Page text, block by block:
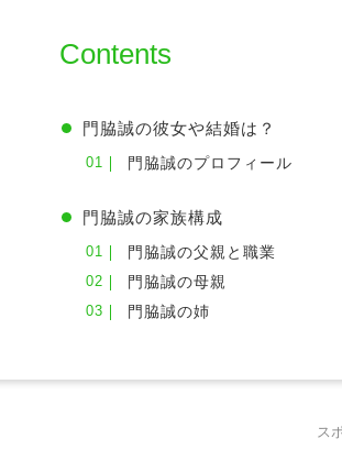
Contents
門脇誠の彼女や結婚は？
門脇誠のプロフィール
門脇誠の家族構成
門脇誠の父親と職業
門脇誠の母親
門脇誠の姉
ス